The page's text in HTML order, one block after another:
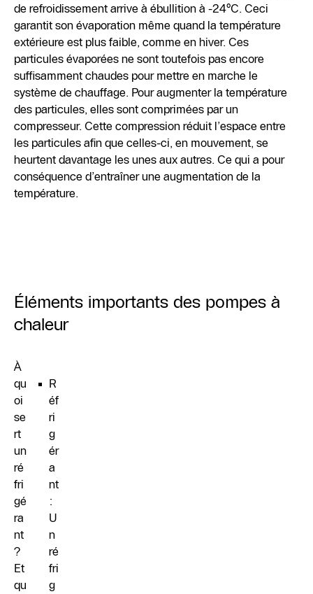
de refroidissement arrive à ébullition à -24°C. Ceci
garantit son évaporation même quand la température
extérieure est plus faible, comme en hiver. Ces
particules évaporées ne sont toutefois pas encore
suffisamment chaudes pour mettre en marche le
système de chauffage. Pour augmenter la température
des particules, elles sont comprimées par un
compresseur. Cette compression réduit l’espace entre
les particules afin que celles-ci, en mouvement, se
heurtent davantage les unes aux autres. Ce qui a pour
conséquence d’entraîner une augmentation de la
température.
Éléments importants des pompes à
chaleur
À
qu
oi
se
rt
un
ré
fri
gé
ra
nt
?
Et
qu
R
éf
ri
g
ér
a
nt
:
U
n
ré
fri
g